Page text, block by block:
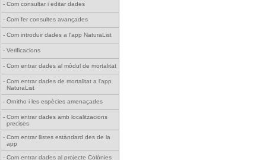
- Com consultar i editar dades
- Com fer consultes avançades
- Com introduir dades a l'app NaturaList
- Verificacions
- Com entrar dades al mòdul de mortalitat
- Com entrar dades de mortalitat a l'app
NaturaList
- Ornitho i les espècies amenaçades
- Com entrar dades amb localitzacions
precises
- Com entrar llistes estàndard des de la
app
- Com entrar dades al projecte Colònies